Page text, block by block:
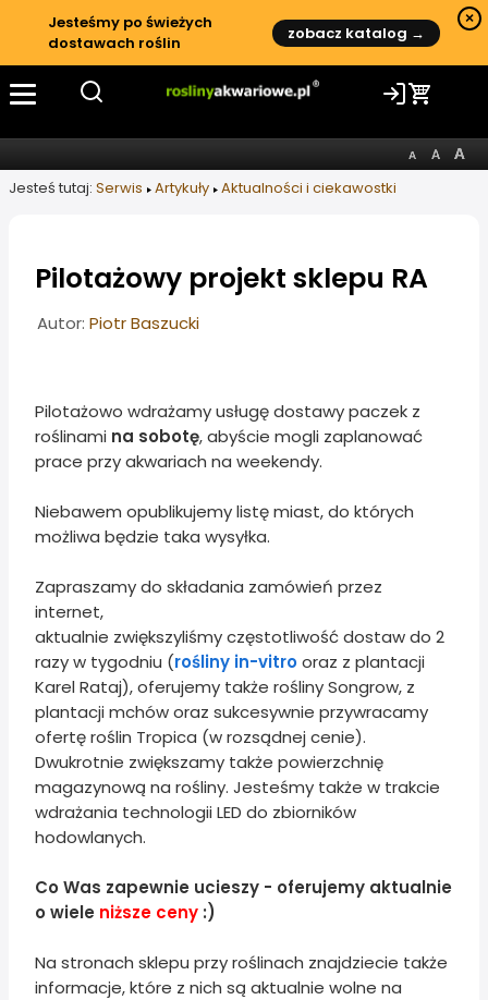
Jesteśmy po świeżych
dostawach roślin
zobacz katalog →
×
Jesteś tutaj: Serwis Artykuły Aktualności i ciekawostki
Pilotażowy projekt sklepu RA
Informacje o artykule
Autor: Piotr Baszucki
Pilotażowo wdrażamy usługę dostawy paczek z
roślinami na sobotę, abyście mogli zaplanować
prace przy akwariach na weekendy.
Niebawem opublikujemy listę miast, do których
możliwa będzie taka wysyłka.
Zapraszamy do składania zamówień przez
internet,
aktualnie zwiększyliśmy częstotliwość dostaw do 2
razy w tygodniu (rośliny in-vitrooraz z plantacji
Karel Rataj), oferujemy także rośliny Songrow, z
plantacji mchów oraz sukcesywnie przywracamy
ofertę roślin Tropica (w rozsądnej cenie).
Dwukrotnie zwiększamy także powierzchnię
magazynową na rośliny. Jesteśmy także w trakcie
wdrażania technologii LED do zbiorników
hodowlanych.
Co Was zapewnie ucieszy - oferujemy aktualnie
o wiele niższe ceny :)
Na stronach sklepu przy roślinach znajdziecie także
informacje, które z nich są aktualnie wolne na